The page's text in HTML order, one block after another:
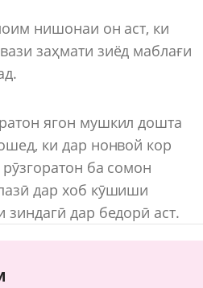
нишонаи он аст, ки
заҳмати зиёд маблағи
ягон мушкил дошта
ки дар нонвой кор
ба сомон
дар хоб кӯшиши
зиндагӣ дар бедорӣ аст.